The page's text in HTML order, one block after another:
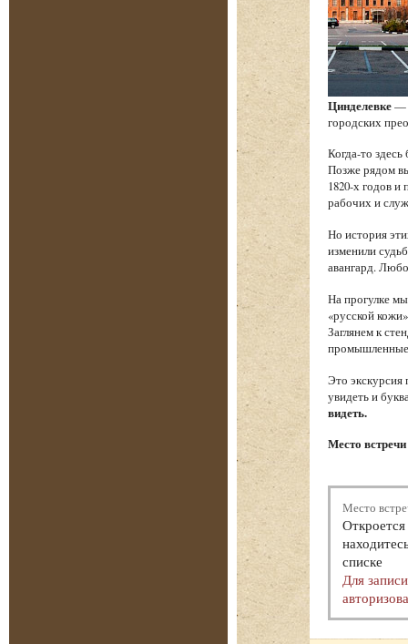
Цинделевке—
городских
Когда-то
Позже рядом
1820-х годов
рабочих и
Но история
изменили
авангард.
На прогулке
«русской
Заглянем к
промышленные
Это
увидеть и
видеть.
Место
Место
списке
Для